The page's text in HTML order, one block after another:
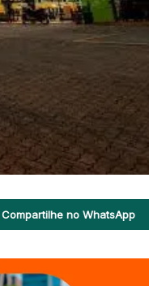
Compartilhe no WhatsApp